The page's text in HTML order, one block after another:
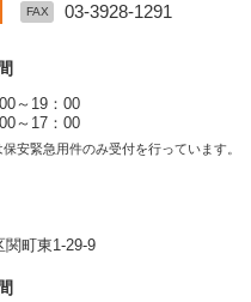
FAX 03-3928-1291
～19：00
～17：00
安緊急用件のみ受付を行っています。
関町東1-29-9